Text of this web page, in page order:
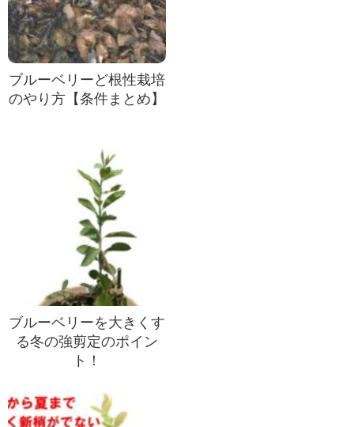
ブルーベリーど根性栽培
のやり方【条件まとめ】
ブルーベリーを大きくす
る冬の強剪定のポイン
ト！